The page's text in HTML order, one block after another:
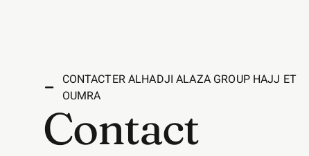
CONTACTER ALHADJI ALAZA GROUP HAJJ ET
OUMRA
Contact